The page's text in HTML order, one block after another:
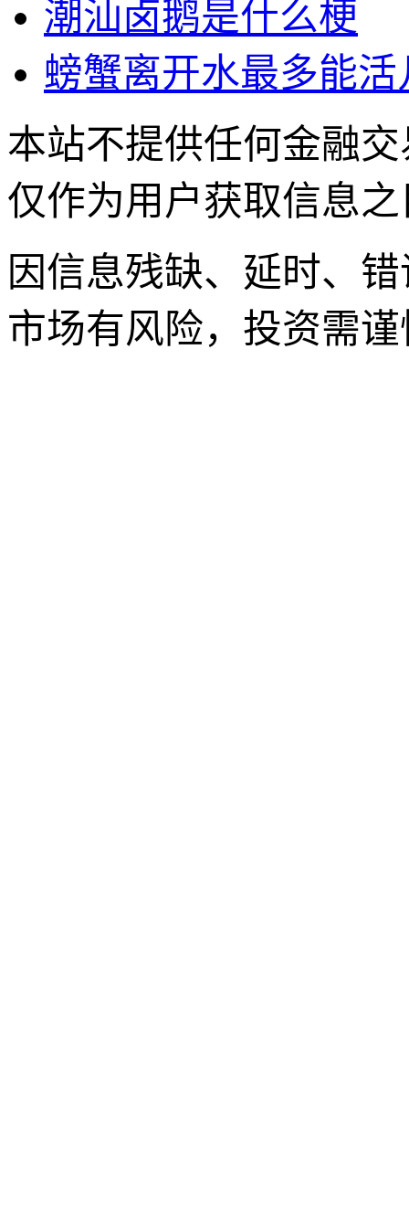
潮汕卤鹅是什么梗
螃蟹离开水最多能活
本站不提供任何金融
仅作为用户获取信息
因信息残缺、延时、
市场有风险，投资需